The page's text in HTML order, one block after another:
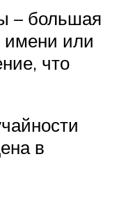
– большая
имени или
что
в